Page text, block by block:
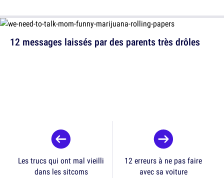
12 messages laissés par des parents très drôles
Les trucs qui ont mal vieilli
dans les sitcoms
12 erreurs à ne pas faire
avec sa voiture